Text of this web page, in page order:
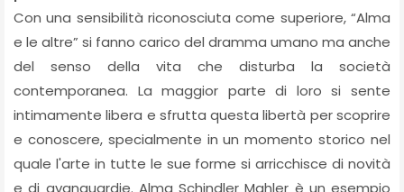
Con una sensibilità riconosciuta come superiore, “Alma
e le altre” si fanno carico del dramma umano ma anche
del senso della vita che disturba la società
contemporanea. La maggior parte di loro si sente
intimamente libera e sfrutta questa libertà per scoprire
e conoscere, specialmente in un momento storico nel
quale l'arte in tutte le sue forme si arricchisce di novità
e di avanguardie. Alma Schindler Mahler è un esempio